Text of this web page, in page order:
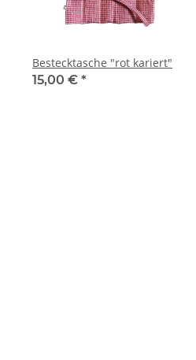
Bestecktasche "rot kariert"
15,00 € *